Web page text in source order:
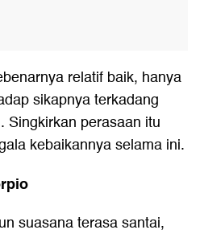
relatif baik, hanya
sikapnya terkadang
Singkirkan perasaan itu
kebaikannya selama ini.
suasana terasa santai,